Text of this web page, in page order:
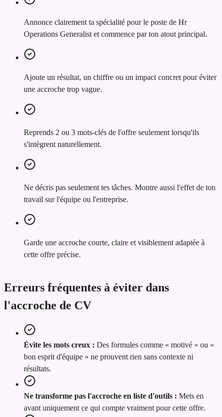
Annonce clairement ta spécialité pour le poste de Hr
Operations Generalist et commence par ton atout principal.
Ajoute un résultat, un chiffre ou un impact concret pour éviter
une accroche trop vague.
Reprends 2 ou 3 mots-clés de l'offre seulement lorsqu'ils
s'intègrent naturellement.
Ne décris pas seulement tes tâches. Montre aussi l'effet de ton
travail sur l'équipe ou l'entreprise.
Garde une accroche courte, claire et visiblement adaptée à
cette offre précise.
Erreurs fréquentes à éviter dans
l'accroche de CV
Évite les mots creux : Des formules comme « motivé » ou «
bon esprit d'équipe » ne prouvent rien sans contexte ni
résultats.
Ne transforme pas l'accroche en liste d'outils : Mets en
avant uniquement ce qui compte vraiment pour cette offre.